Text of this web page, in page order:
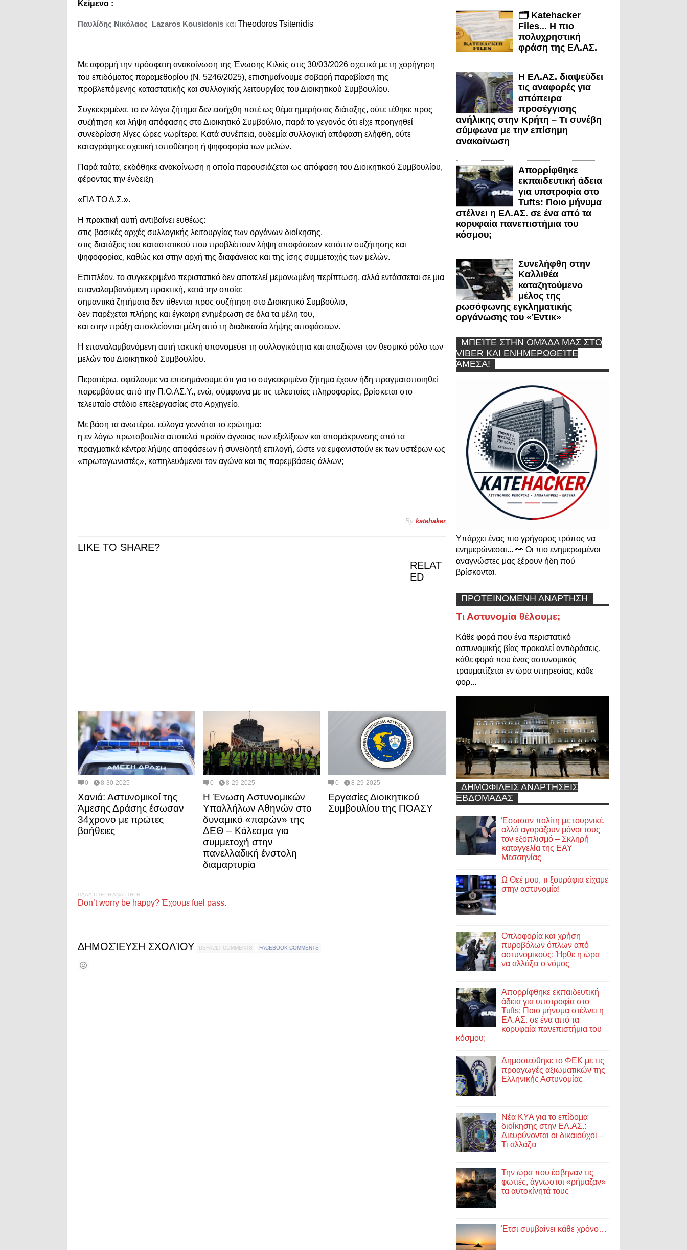
Κείμενο :
Παυλίδης Νικόλαος Lazaros Kousidonis και Theodoros Tsitenidis
Με αφορμή την πρόσφατη ανακοίνωση της Ένωσης Κιλκίς στις 30/03/2026 σχετικά με τη χορήγηση
του επιδόματος παραμεθορίου (Ν. 5246/2025), επισημαίνουμε σοβαρή παραβίαση της
προβλεπόμενης καταστατικής και συλλογικής λειτουργίας του Διοικητικού Συμβουλίου.
Συγκεκριμένα, το εν λόγω ζήτημα δεν εισήχθη ποτέ ως θέμα ημερήσιας διάταξης, ούτε τέθηκε προς
συζήτηση και λήψη απόφασης στο Διοικητικό Συμβούλιο, παρά το γεγονός ότι είχε προηγηθεί
συνεδρίαση λίγες ώρες νωρίτερα. Κατά συνέπεια, ουδεμία συλλογική απόφαση ελήφθη, ούτε
καταγράφηκε σχετική τοποθέτηση ή ψηφοφορία των μελών.
Παρά ταύτα, εκδόθηκε ανακοίνωση η οποία παρουσιάζεται ως απόφαση του Διοικητικού Συμβουλίου,
φέροντας την ένδειξη
«ΓΙΑ ΤΟ Δ.Σ.».
Η πρακτική αυτή αντιβαίνει ευθέως:
στις βασικές αρχές συλλογικής λειτουργίας των οργάνων διοίκησης,
στις διατάξεις του καταστατικού που προβλέπουν λήψη αποφάσεων κατόπιν συζήτησης και
ψηφοφορίας, καθώς και στην αρχή της διαφάνειας και της ίσης συμμετοχής των μελών.
Επιπλέον, το συγκεκριμένο περιστατικό δεν αποτελεί μεμονωμένη περίπτωση, αλλά εντάσσεται σε μια
επαναλαμβανόμενη πρακτική, κατά την οποία:
σημαντικά ζητήματα δεν τίθενται προς συζήτηση στο Διοικητικό Συμβούλιο,
δεν παρέχεται πλήρης και έγκαιρη ενημέρωση σε όλα τα μέλη του,
και στην πράξη αποκλείονται μέλη από τη διαδικασία λήψης αποφάσεων.
Η επαναλαμβανόμενη αυτή τακτική υπονομεύει τη συλλογικότητα και απαξιώνει τον θεσμικό ρόλο των
μελών του Διοικητικού Συμβουλίου.
Περαιτέρω, οφείλουμε να επισημάνουμε ότι για το συγκεκριμένο ζήτημα έχουν ήδη πραγματοποιηθεί
παρεμβάσεις από την Π.Ο.ΑΣ.Υ., ενώ, σύμφωνα με τις τελευταίες πληροφορίες, βρίσκεται στο
τελευταίο στάδιο επεξεργασίας στο Αρχηγείο.
Με βάση τα ανωτέρω, εύλογα γεννάται το ερώτημα:
η εν λόγω πρωτοβουλία αποτελεί προϊόν άγνοιας των εξελίξεων και απομάκρυνσης από τα
πραγματικά κέντρα λήψης αποφάσεων ή συνειδητή επιλογή, ώστε να εμφανιστούν εκ των υστέρων ως
«πρωταγωνιστές», καπηλευόμενοι τον αγώνα και τις παρεμβάσεις άλλων;
By katehaker
LIKE TO SHARE?
RELAT
ED
0 8-30-2025
Χανιά: Αστυνομικοί της
Άμεσης Δράσης έσωσαν
34χρονο με πρώτες
βοήθειες
0 8-29-2025
Η Ένωση Αστυνομικών
Υπαλλήλων Αθηνών στο
δυναμικό «παρών» της
ΔΕΘ – Κάλεσμα για
συμμετοχή στην
πανελλαδική ένστολη
διαμαρτυρία
0 8-29-2025
Εργασίες Διοικητικού
Συμβουλίου της ΠΟΑΣΥ
ΠΑΛΑΙΌΤΕΡΗ ΑΝΆΡΤΗΣΗ
Don’t worry be happy? Έχουμε fuel pass.
ΔΗΜΟΣΊΕΥΣΗ ΣΧΟΛΊΟΥ DEFAULT COMMENTS FACEBOOK COMMENTS
🗂️ Katehacker
Files... Η πιο
πολυχρηστική
φράση της ΕΛ.ΑΣ.
Η ΕΛ.ΑΣ. διαψεύδει
τις αναφορές για
απόπειρα
προσέγγισης
ανήλικης στην Κρήτη – Τι συνέβη
σύμφωνα με την επίσημη
ανακοίνωση
Απορρίφθηκε
εκπαιδευτική άδεια
για υποτροφία στο
Tufts: Ποιο μήνυμα
στέλνει η ΕΛ.ΑΣ. σε ένα από τα
κορυφαία πανεπιστήμια του
κόσμου;
Συνελήφθη στην
Καλλιθέα
καταζητούμενο
μέλος της
ρωσόφωνης εγκληματικής
οργάνωσης του «Έντικ»
ΜΠΕΊΤΕ ΣΤΗΝ ΟΜΆΔΑ ΜΑΣ ΣΤΟ
VIBER ΚΑΙ ΕΝΗΜΕΡΩΘΕΊΤΕ
ΆΜΕΣΑ!
Υπάρχει ένας πιο γρήγορος τρόπος να
ενημερώνεσαι... 👀 Οι πιο ενημερωμένοι
αναγνώστες μας ξέρουν ήδη πού
βρίσκονται.
ΠΡΟΤΕΙΝΟΜΕΝΗ ΑΝΑΡΤΗΣΗ
Τι Αστυνομία θέλουμε;
Κάθε φορά που ένα περιστατικό
αστυνομικής βίας προκαλεί αντιδράσεις,
κάθε φορά που ένας αστυνομικός
τραυματίζεται εν ώρα υπηρεσίας, κάθε
φορ...
ΔΗΜΟΦΙΛΕΙΣ ΑΝΑΡΤΗΣΕΙΣ
ΕΒΔΟΜΑΔΑΣ
Έσωσαν πολίτη με τουρνικέ,
αλλά αγοράζουν μόνοι τους
τον εξοπλισμό – Σκληρή
καταγγελία της ΕΑΥ
Μεσσηνίας
Ω Θεέ μου, τι ξουράφια είχαμε
στην αστυνομία!
Οπλοφορία και χρήση
πυροβόλων όπλων από
αστυνομικούς: Ήρθε η ώρα
να αλλάξει ο νόμος
Απορρίφθηκε εκπαιδευτική
άδεια για υποτροφία στο
Tufts: Ποιο μήνυμα στέλνει η
ΕΛ.ΑΣ. σε ένα από τα
κορυφαία πανεπιστήμια του
κόσμου;
Δημοσιεύθηκε το ΦΕΚ με τις
προαγωγές αξιωματικών της
Ελληνικής Αστυνομίας
Νέα ΚΥΑ για το επίδομα
διοίκησης στην ΕΛ.ΑΣ.:
Διευρύνονται οι δικαιούχοι –
Τι αλλάζει
Την ώρα που έσβηναν τις
φωτιές, άγνωστοι «ρήμαζαν»
τα αυτοκίνητά τους
Έτσι συμβαίνει κάθε χρόνο…